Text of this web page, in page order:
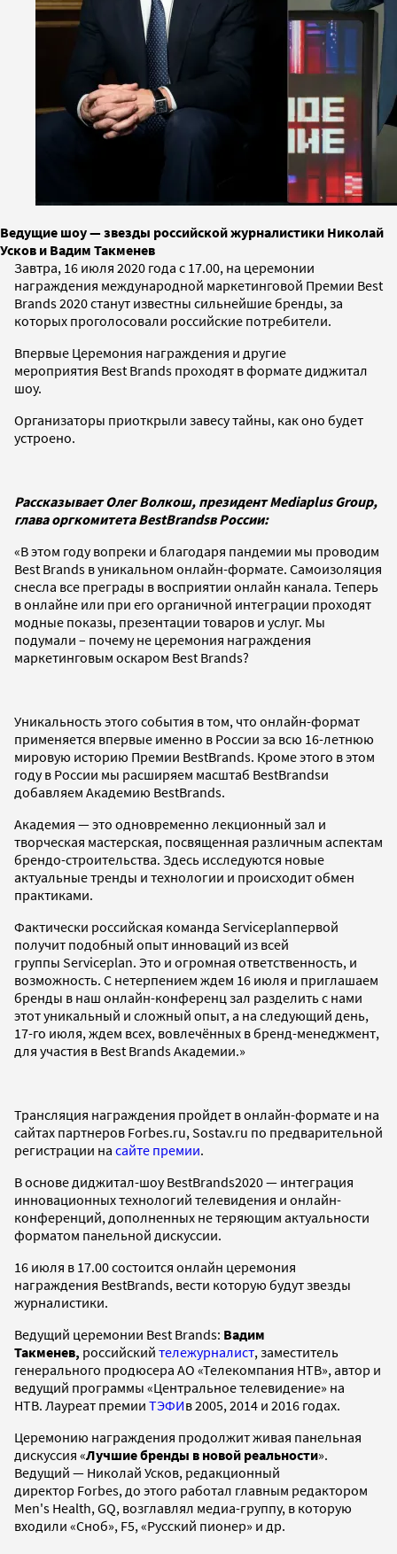
Ведущие шоу — звезды российской журналистики Николай
Усков и Вадим Такменев
Завтра, 16 июля 2020 года с 17.00, на церемонии
награждения международной маркетинговой Премии Best
Brands 2020 станут известны сильнейшие бренды, за
которых проголосовали российские потребители.
Впервые Церемония награждения и другие
мероприятия Best Brands проходят в формате диджитал
шоу.
Организаторы приоткрыли завесу тайны, как оно будет
устроено.
Рассказывает Олег Волкош, президент Mediaplus Group,
глава оргкомитетаBestBrandsв России:
«В этом году вопреки и благодаря пандемии мы проводим
Best Brands в уникальном онлайн-формате. Самоизоляция
снесла все преграды в восприятии онлайн канала. Теперь
в онлайне или при его органичной интеграции проходят
модные показы, презентации товаров и услуг. Мы
подумали – почему не церемония награждения
маркетинговым оскаром Best Brands?
Уникальность этого события в том, что онлайн-формат
применяется впервые именно в России за всю 16-летнюю
мировую историю Премии BestBrands. Кроме этого в этом
году в России мы расширяем масштаб BestBrandsи
добавляем Академию BestBrands.
Академия — это одновременно лекционный зал и
творческая мастерская, посвященная различным аспектам
брендо-строительства. Здесь исследуются новые
актуальные тренды и технологии и происходит обмен
практиками.
Фактически российская команда Serviceplanпервой
получит подобный опыт инноваций из всей
группы Serviceplan. Это и огромная ответственность, и
возможность. С нетерпением ждем 16 июля и приглашаем
бренды в наш онлайн-конференц зал разделить с нами
этот уникальный и сложный опыт, а на следующий день,
17-го июля, ждем всех, вовлечённых в бренд-менеджмент,
для участия в Best Brands Академии.»
Трансляция награждения пройдет в онлайн-формате и на
сайтах партнеров Forbes.ru, Sostav.ru по предварительной
регистрации на сайте премии.
В основе диджитал-шоу BestBrands2020 — интеграция
инновационных технологий телевидения и онлайн-
конференций, дополненных не теряющим актуальности
форматом панельной дискуссии.
16 июля в 17.00 состоится онлайн церемония
награждения BestBrands, вести которую будут звезды
журналистики.
Ведущий церемонии Best Brands: Вадим
Такменев, российский тележурналист, заместитель
генерального продюсера АО «Телекомпания НТВ», автор и
ведущий программы «Центральное телевидение» на
НТВ. Лауреат премии ТЭФИв 2005, 2014 и 2016 годах.
Церемонию награждения продолжит живая панельная
дискуссия «Лучшие бренды в новой реальности».
Ведущий — Николай Усков, редакционный
директор Forbes, до этого работал главным редактором
Men's Health, GQ, возглавлял медиа-группу, в которую
входили «Сноб», F5, «Русский пионер» и др.